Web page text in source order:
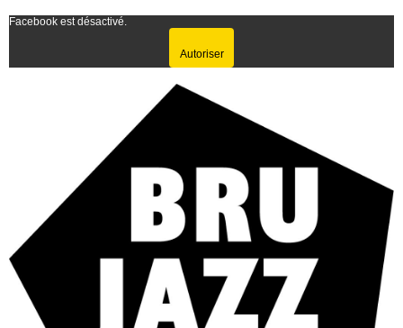
Facebook est désactivé.
Autoriser